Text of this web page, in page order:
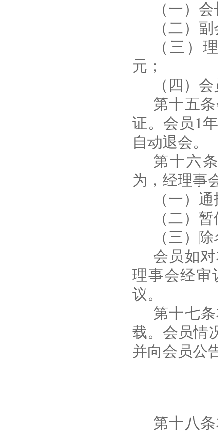
（一）
（二）
（ 三 ）
元；
（ 四 ）
第十五条
证。会员1
自动退会。
第十六
为，经理事
（一 ）
（二）
（三 ）除
会员如
理事会经审
议。
第十七条
载。会员情
并向会员公
第十八条